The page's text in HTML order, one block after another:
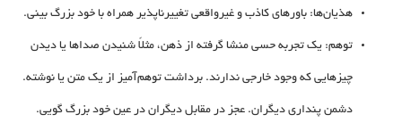
هذیان‌ها: باورهای‌ کاذب‌ و غیرواقعی‌ تغییرناپذیر همراه با خود بزرگ بینی.
توهم: یک‌ تجربه‌ حسی‌ منشا گرفته‌ از ذهن‌، مثلاً شنیدن‌ صداها یا دیدن‌
چیزهایی‌ که‌ وجود خارجی‌ ندارند. برداشت توهم‌آمیز از یک متن یا نوشته.
دشمن پنداری دیگران. عجز در مقابل دیگران در عین خود بزرگ گویی.